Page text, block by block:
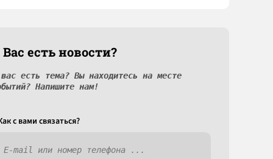
есть новости?
есть тема? Вы находитесь на месте
Напишите нам!
c вами связаться?